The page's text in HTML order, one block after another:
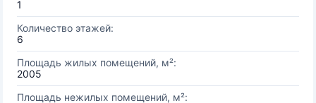
1
Количество этажей:
6
Площадь жилых помещений, м²:
2005
Площадь нежилых помещений, м²: